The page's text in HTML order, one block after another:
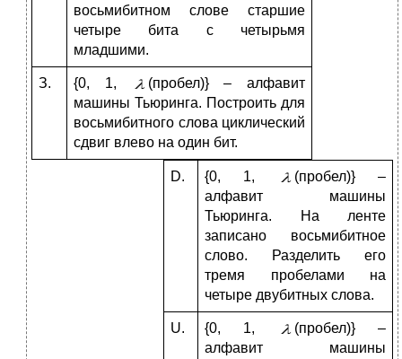
восьмибитном слове старшие
четыре бита с четырьмя
младшими.
З. {0, 1,
(пробел)} – алфавит
машины Тьюринга. Построить для
восьмибитного слова циклический
сдвиг влево на один бит.
D. {0, 1,
(пробел)} –
алфавит машины
Тьюринга. На ленте
записано восьмибитное
слово. Разделить его
тремя пробелами на
четыре двубитных слова.
U. {0, 1,
(пробел)} –
алфавит машины